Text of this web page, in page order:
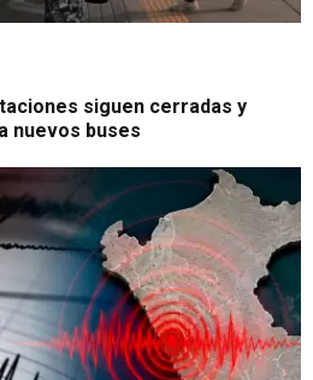
siguen cerradas y
nuevos buses